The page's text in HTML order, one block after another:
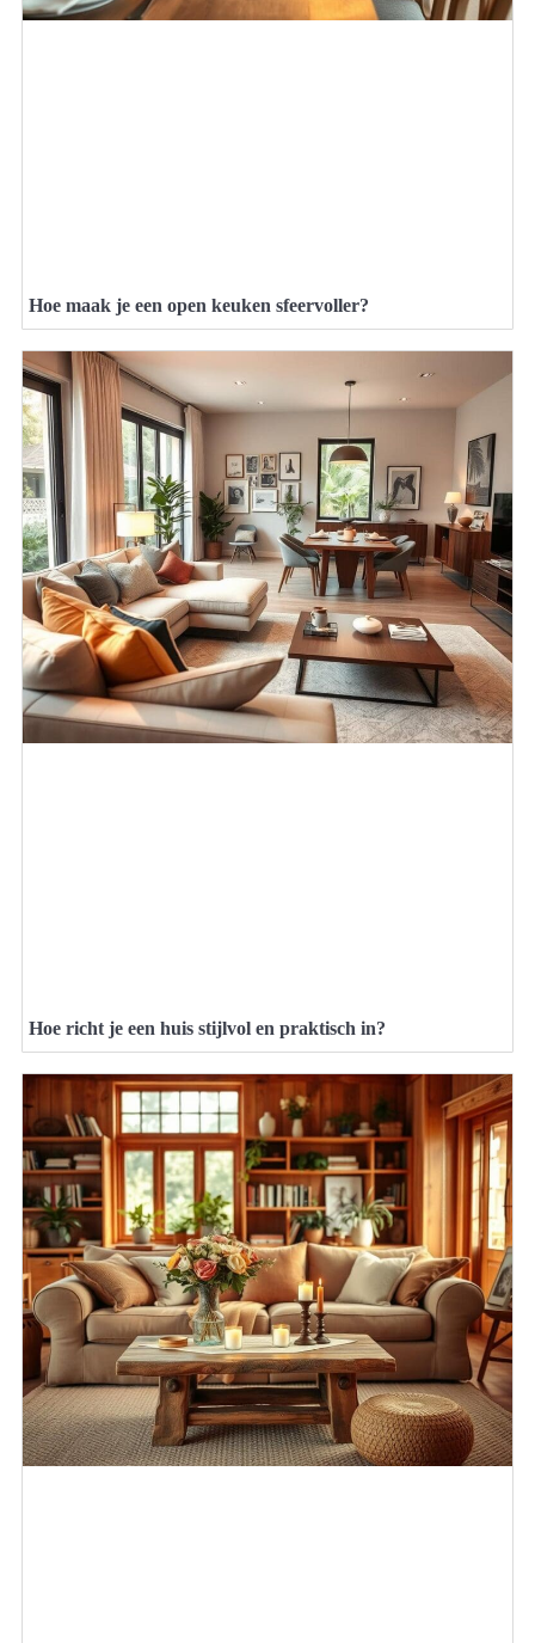
Hoe maak je een open keuken sfeervoller?
Hoe richt je een huis stijlvol en praktisch in?